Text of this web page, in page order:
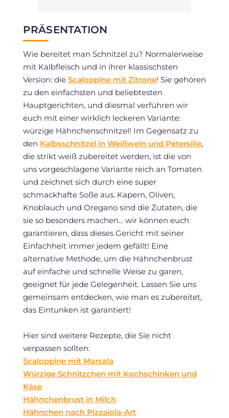
PRÄSENTATION
Wie bereitet man Schnitzel zu? Normalerweise
mit Kalbfleisch und in ihrer klassischsten
Version: die Scaloppine mit Zitrone! Sie gehören
zu den einfachsten und beliebtesten
Hauptgerichten, und diesmal verführen wir
euch mit einer wirklich leckeren Variante:
würzige Hähnchenschnitzel! Im Gegensatz zu
den Kalbsschnitzel in Weißwein und Petersilie,
die strikt weiß zubereitet werden, ist die von
uns vorgeschlagene Variante reich an Tomaten
und zeichnet sich durch eine super
schmackhafte Soße aus. Kapern, Oliven,
Knoblauch und Oregano sind die Zutaten, die
sie so besonders machen... wir können euch
garantieren, dass dieses Gericht mit seiner
Einfachheit immer jedem gefällt! Eine
alternative Methode, um die Hähnchenbrust
auf einfache und schnelle Weise zu garen,
geeignet für jede Gelegenheit. Lassen Sie uns
gemeinsam entdecken, wie man es zubereitet,
das Eintunken ist garantiert!
Hier sind weitere Rezepte, die Sie nicht
verpassen sollten:
Scaloppine mit Marsala
Würzige Schnitzchen mit Kochschinken und
Käse
Hähnchenbrust in Milch
Hähnchen nach Pizzaiola-Art